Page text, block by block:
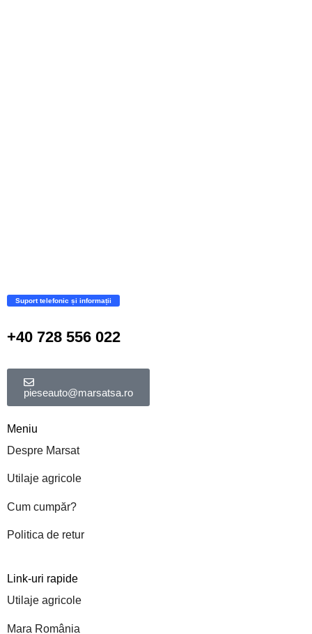
Suport telefonic și informații
+40 728 556 022
pieseauto@marsatsa.ro
Meniu
Despre Marsat
Utilaje agricole
Cum cumpăr?
Politica de retur
Link-uri rapide
Utilaje agricole
Mara România